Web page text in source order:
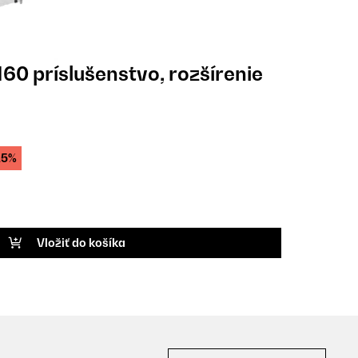
príslušenstvo, rozšírenie
Vložiť do košíka